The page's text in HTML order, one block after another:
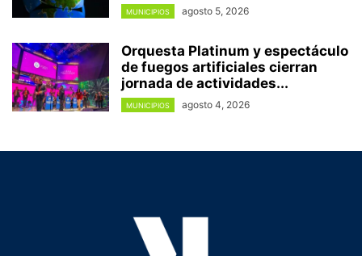
MUNICIPIOS agosto 5, 2026
Orquesta Platinum y espectáculo
de fuegos artificiales cierran
jornada de actividades...
MUNICIPIOS agosto 4, 2026